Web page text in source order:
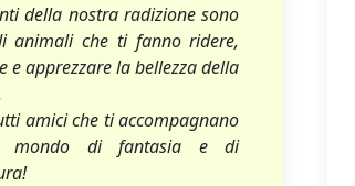
della nostra radizione sono
animali che ti fanno ridere,
e apprezzare la bellezza della
amici che ti accompagnano
di fantasia e di